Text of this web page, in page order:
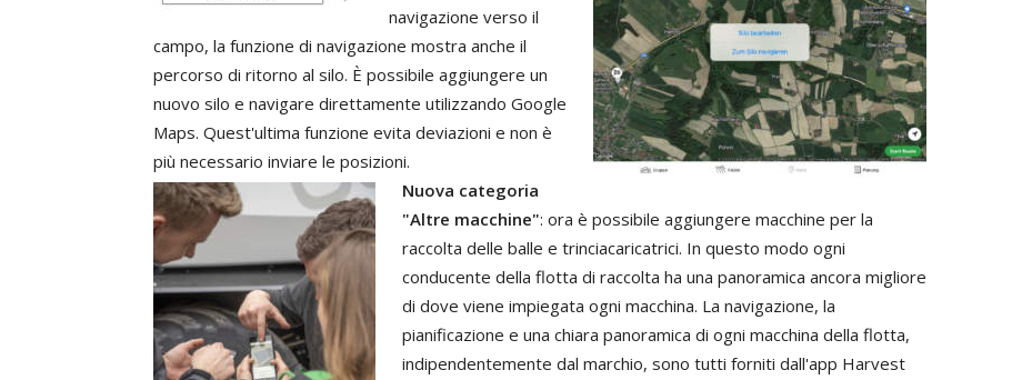
navigazione verso il
campo, la funzione di navigazione mostra anche il
percorso di ritorno al silo. È possibile aggiungere un
nuovo silo e navigare direttamente utilizzando Google
Maps. Quest'ultima funzione evita deviazioni e non è
più necessario inviare le posizioni.
Nuova categoria
"Altre macchine": ora è possibile aggiungere macchine per la
raccolta delle balle e trinciacaricatrici. In questo modo ogni
conducente della flotta di raccolta ha una panoramica ancora migliore
di dove viene impiegata ogni macchina. La navigazione, la
pianificazione e una chiara panoramica di ogni macchina della flotta,
indipendentemente dal marchio, sono tutti forniti dall'app Harvest